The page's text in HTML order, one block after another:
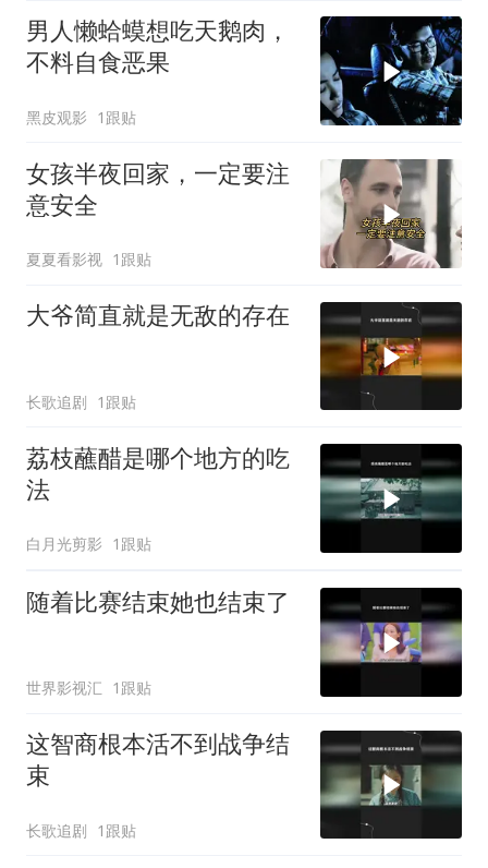
男人懒蛤蟆想吃天鹅肉，
不料自食恶果
黑皮观影 1跟贴
女孩半夜回家，一定要注
意安全
夏夏看影视 1跟贴
大爷简直就是无敌的存在
长歌追剧 1跟贴
荔枝蘸醋是哪个地方的吃
法
白月光剪影 1跟贴
随着比赛结束她也结束了
世界影视汇 1跟贴
这智商根本活不到战争结
束
长歌追剧 1跟贴